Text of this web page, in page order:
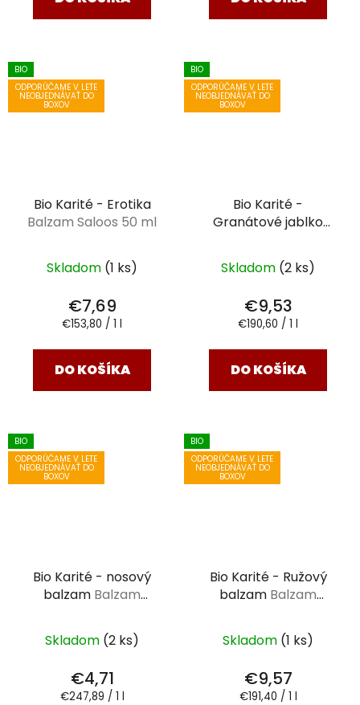
BIO
ODPORÚČAME V LETE
NEOBJEDNÁVAŤ DO
BOXOV
Bio Karité - Erotika
Balzam Saloos 50 ml
Skladom (1 ks)
€7,69
Jednotková
€153,80 / 1 l
DO KOŠÍKA
BIO
ODPORÚČAME V LETE
NEOBJEDNÁVAŤ DO
BOXOV
Bio Karité -
Granátové jablko
Skladom (2 ks)
€9,53
Jednotková
€190,60 / 1 l
DO KOŠÍKA
BIO
ODPORÚČAME V LETE
NEOBJEDNÁVAŤ DO
BOXOV
Bio Karité - nosový
balzam Balzam
Skladom (2 ks)
€4,71
Jednotková
€247,89 / 1 l
BIO
ODPORÚČAME V LETE
NEOBJEDNÁVAŤ DO
BOXOV
Bio Karité - Ružový
balzam Balzam
Skladom (1 ks)
€9,57
Jednotková
€191,40 / 1 l